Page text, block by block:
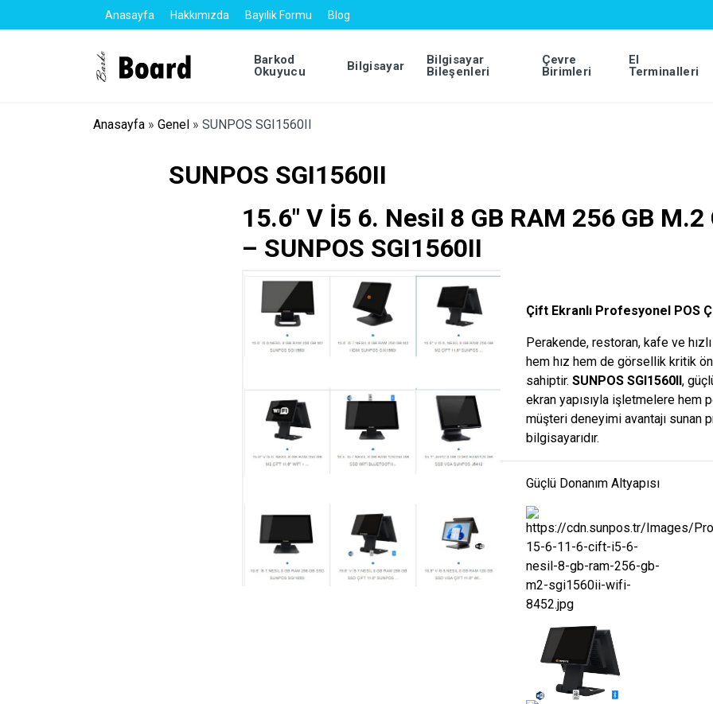
Anasayfa Hakkımızda Bayilik Formu Blog
Barkod
Okuyucu
Bilgisayar
Bilgisayar
Bileşenleri
Çevre
Birimleri
El
Terminalleri
Anasayfa » Genel » SUNPOS SGI1560II
SUNPOS SGI1560II
15.6″ V İ5 6. Nesil 8 GB RAM 256 GB
– SUNPOS SGI1560II
Çift Ekranlı Profesyonel POS
Perakende, restoran, kafe ve
hem hız hem de görsellik kritik
sahiptir. SUNPOS SGI1560II,
ekran yapısıyla işletmelere hem
müşteri deneyimi avantajı sunan
bilgisayarıdır.
Güçlü Donanım Altyapısı